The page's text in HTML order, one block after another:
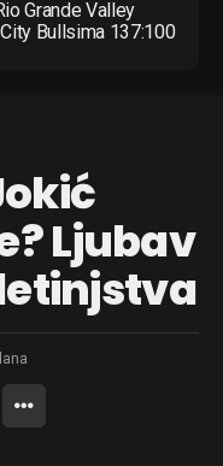
Grande Valley
Bullsima 137:100
Ljubav